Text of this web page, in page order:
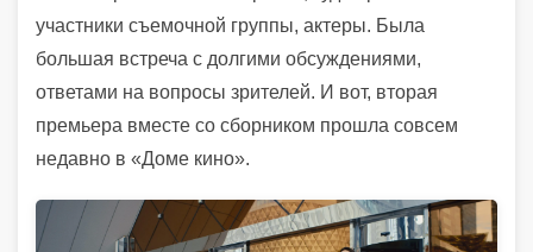
участники съемочной группы, актеры. Была
большая встреча с долгими обсуждениями,
ответами на вопросы зрителей. И вот, вторая
премьера вместе со сборником прошла совсем
недавно в «Доме кино».